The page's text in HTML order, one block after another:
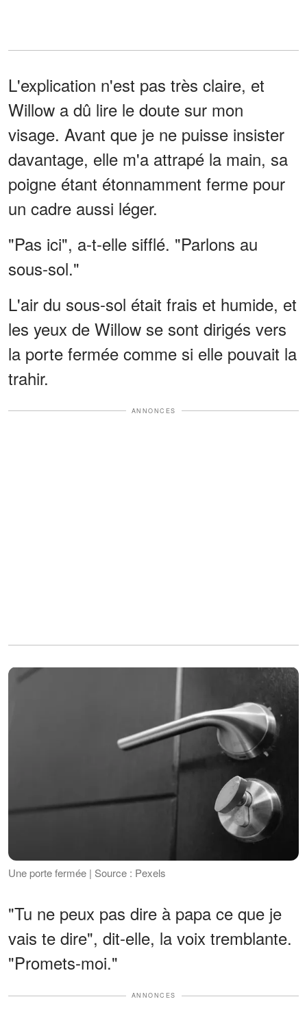
L'explication n'est pas très claire, et
Willow a dû lire le doute sur mon
visage. Avant que je ne puisse insister
davantage, elle m'a attrapé la main, sa
poigne étant étonnamment ferme pour
un cadre aussi léger.
"Pas ici", a-t-elle sifflé. "Parlons au
sous-sol."
L'air du sous-sol était frais et humide, et
les yeux de Willow se sont dirigés vers
la porte fermée comme si elle pouvait la
trahir.
ANNONCES
Une porte fermée | Source : Pexels
"Tu ne peux pas dire à papa ce que je
vais te dire", dit-elle, la voix tremblante.
"Promets-moi."
ANNONCES